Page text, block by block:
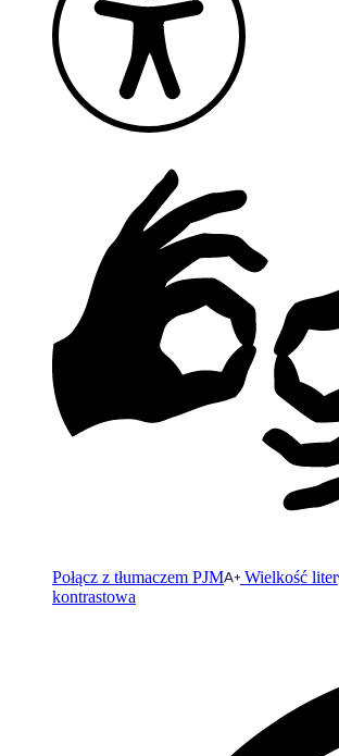
Połącz z tłumaczem PJM Wielkość liter
kontrastowa